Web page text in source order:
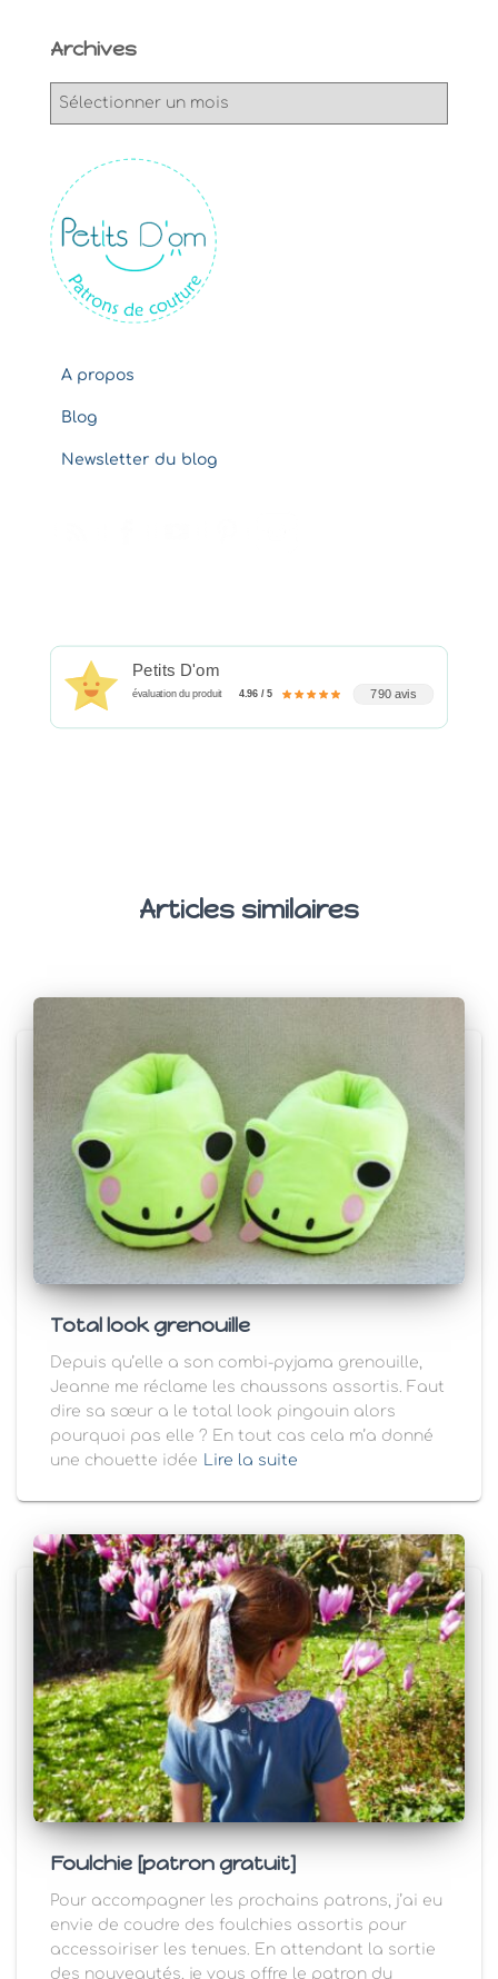
Archives
v
e
s
A propos
Blog
Newsletter du blog
Petits D'om
évaluation du produit 4.96 / 5 790 avis
Articles similaires
Total look grenouille
Depuis qu’elle a son combi-pyjama grenouille,
Jeanne me réclame les chaussons assortis. Faut
dire sa sœur a le total look pingouin alors
pourquoi pas elle ? En tout cas cela m’a donné
une chouette idée Lire la suite
Foulchie [patron gratuit]
Pour accompagner les prochains patrons, j’ai eu
envie de coudre des foulchies assortis pour
accessoiriser les tenues. En attendant la sortie
des nouveautés, je vous offre le patron du